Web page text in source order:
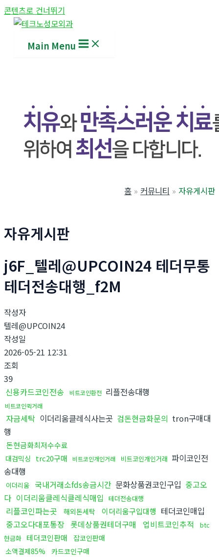
콘텐츠로 건너뛰기
Main Menu
홈 커뮤니티 자유게시판
자유게시판
j6F_텔레@UPCOIN24 테더무통
테더전송대행_f2M
작성자
텔레@UPCOIN24
작성일
2026-05-21 12:31
조회
39
신용카드코인전송
비트코인환전 리플전송대행
비트코인퀵거래
자금세탁 이더리움클레식사는곳 검돈현금화문의 tron구매대
행
돈현금화최저수수료
대검믹싱 trc20구매 비트코인개인거래 비트코인개인거래 파이코인전
송대행
이더리움 국내거래소fds송금시간 문화상품권코인구입 중고오
다 이더리움클레식클레식매입 테더전송대행
리플코인파는곳 해외돈세탁 이더리움구입대행 테더코인매입
중고오다대포통장 롯데상품권테더구매 업비트코인추적
btc
현금화 테더코인판매
잡코인판매
소액결제85%
카드코인구매